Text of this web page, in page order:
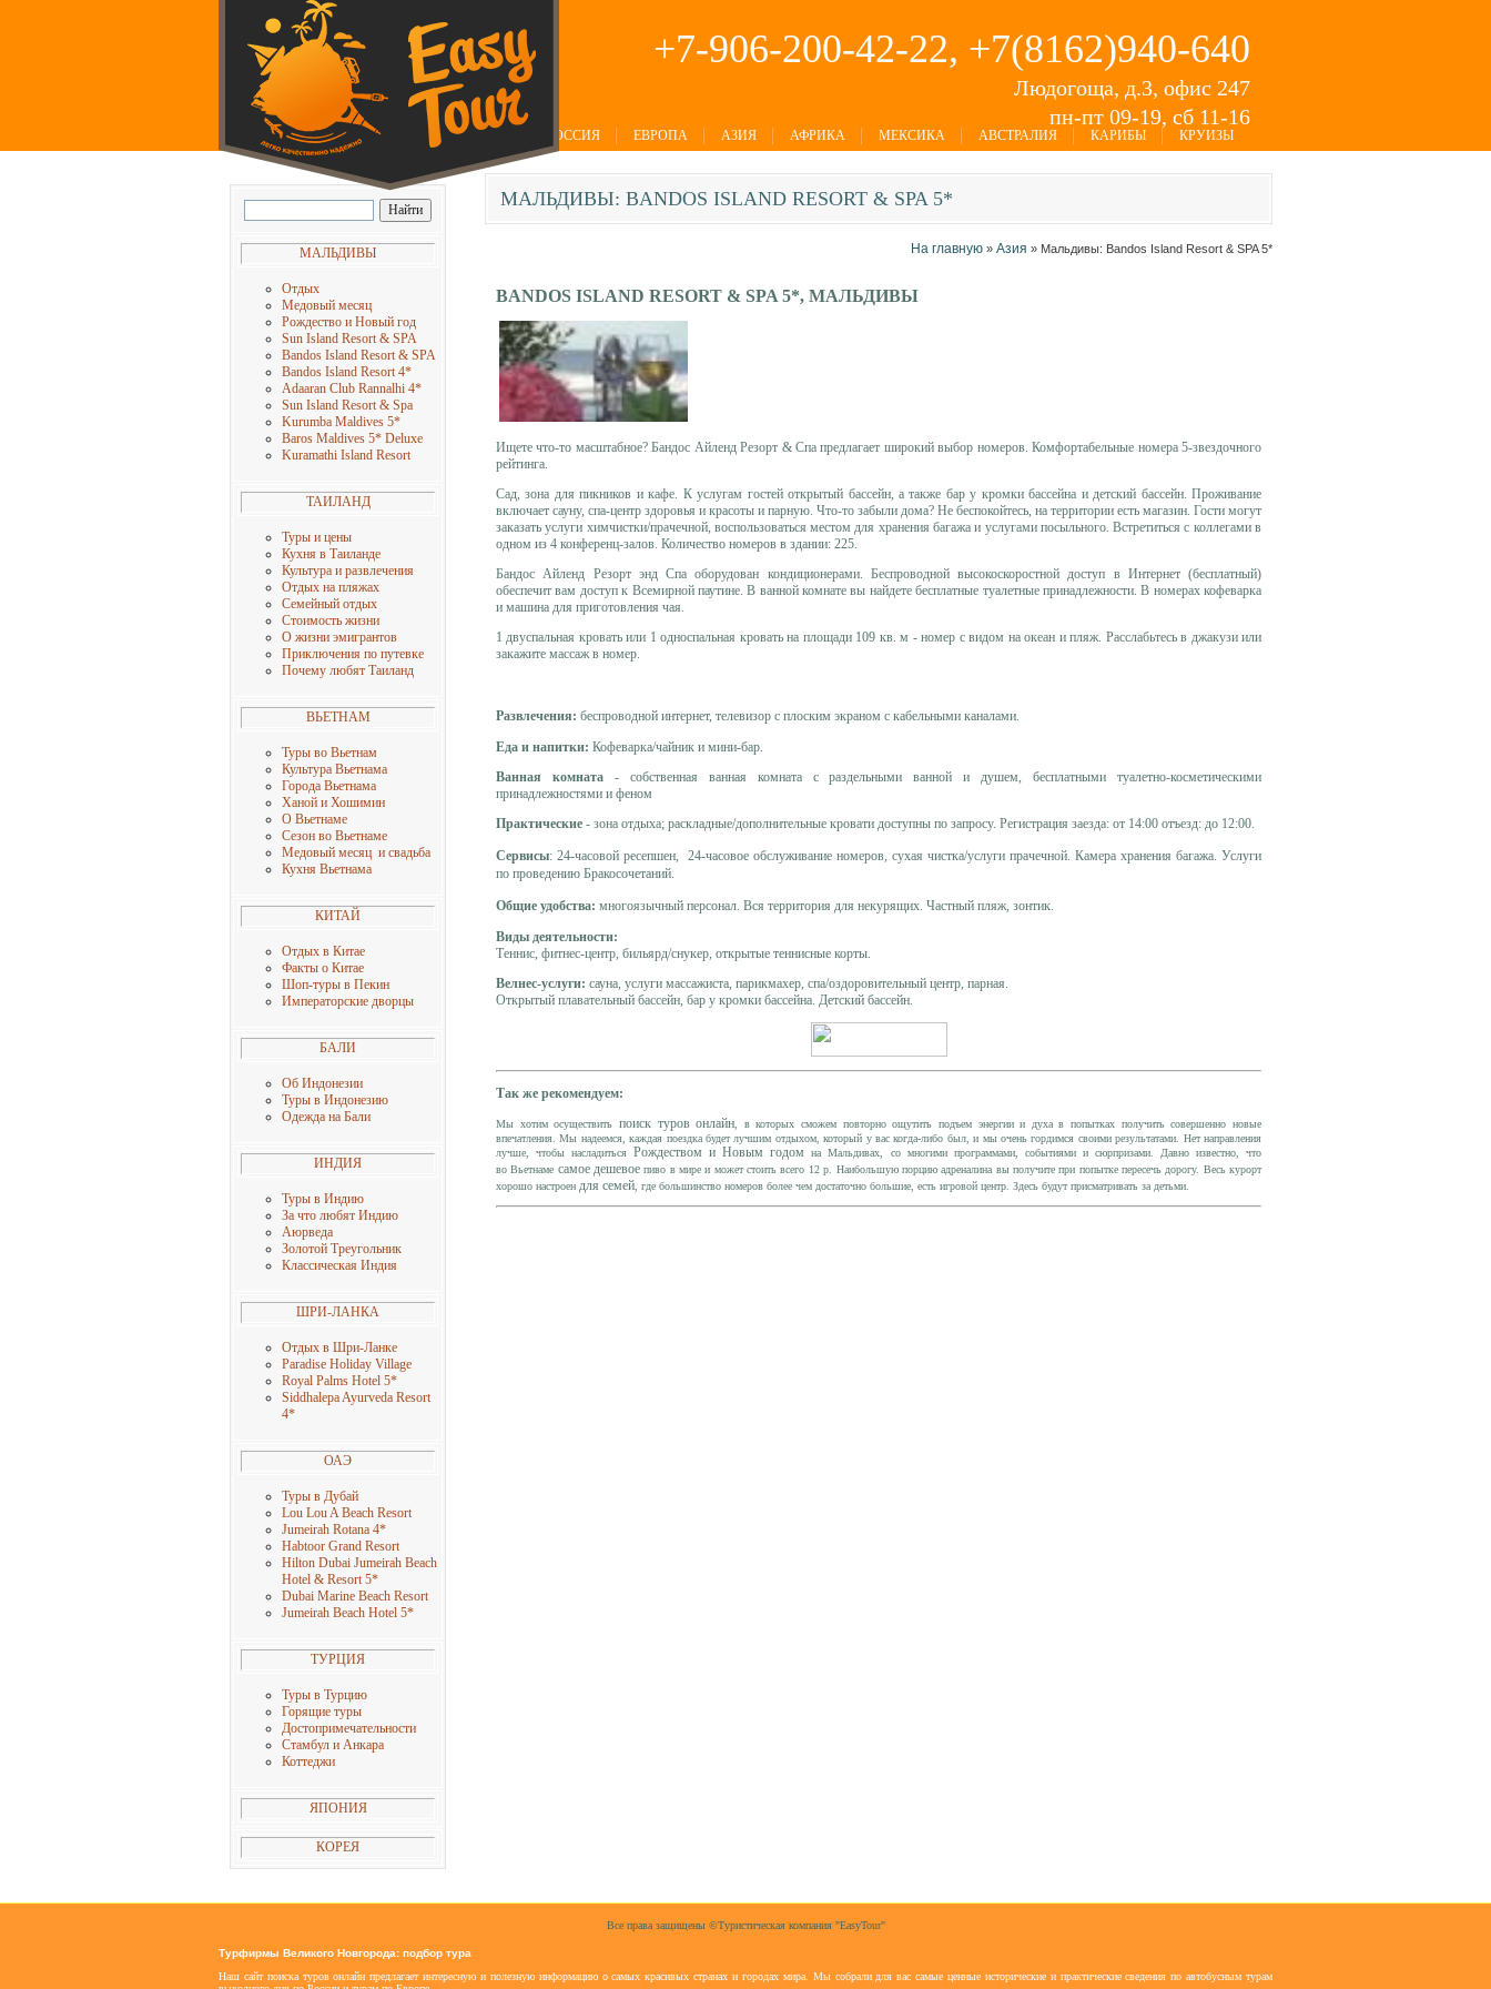
+7-906-200-42-22, +7(8162)940-640
Людогоща, д.3, офис 247
пн-пт 09-19, сб 11-16
РОССИЯ ЕВРОПА АЗИЯ АФРИКА МЕКСИКА АВСТРАЛИЯ КАРИБЫ КРУИЗЫ
МАЛЬДИВЫ
Отдых
Медовый месяц
Рождество и Новый год
Sun Island Resort & SPA
Bandos Island Resort & SPA
Bandos Island Resort 4*
Adaaran Club Rannalhi 4*
Sun Island Resort & Spa
Kurumba Maldives 5*
Baros Maldives 5* Deluxe
Kuramathi Island Resort
ТАИЛАНД
Туры и цены
Кухня в Таиланде
Культура и развлечения
Отдых на пляжах
Семейный отдых
Стоимость жизни
О жизни эмигрантов
Приключения по путевке
Почему любят Таиланд
ВЬЕТНАМ
Туры во Вьетнам
Культура Вьетнама
Города Вьетнама
Ханой и Хошимин
О Вьетнаме
Сезон во Вьетнаме
Медовый месяц и свадьба
Кухня Вьетнама
КИТАЙ
Отдых в Китае
Факты о Китае
Шоп-туры в Пекин
Императорские дворцы
БАЛИ
Об Индонезии
Туры в Индонезию
Одежда на Бали
ИНДИЯ
Туры в Индию
За что любят Индию
Аюрведа
Золотой Треугольник
Классическая Индия
ШРИ-ЛАНКА
Отдых в Шри-Ланке
Paradise Holiday Village
Royal Palms Hotel 5*
Siddhalepa Ayurveda Resort
4*
ОАЭ
Туры в Дубай
Lou Lou A Beach Resort
Jumeirah Rotana 4*
Habtoor Grand Resort
Hilton Dubai Jumeirah Beach
Hotel & Resort 5*
Dubai Marine Beach Resort
Jumeirah Beach Hotel 5*
ТУРЦИЯ
Туры в Турцию
Горящие туры
Достопримечательности
Стамбул и Анкара
Коттеджи
ЯПОНИЯ
КОРЕЯ
МАЛЬДИВЫ: BANDOS ISLAND RESORT & SPA 5*
На главную » Азия » Мальдивы: Bandos Island Resort & SPA 5*
BANDOS ISLAND RESORT & SPA 5*, МАЛЬДИВЫ
Ищете что-то масштабное? Бандос Айленд Резорт & Спа предлагает широкий выбор номеров. Комфортабельные номера 5-звездочного
рейтинга.
Сад, зона для пикников и кафе. К услугам гостей открытый бассейн, а также бар у кромки бассейна и детский бассейн. Проживание
включает сауну, спа-центр здоровья и красоты и парную. Что-то забыли дома? Не беспокойтесь, на территории есть магазин. Гости могут
заказать услуги химчистки/прачечной, воспользоваться местом для хранения багажа и услугами посыльного. Встретиться с коллегами в
одном из 4 конференц-залов. Количество номеров в здании: 225.
Бандос Айленд Резорт энд Спа оборудован кондиционерами. Беспроводной высокоскоростной доступ в Интернет (бесплатный)
обеспечит вам доступ к Всемирной паутине. В ванной комнате вы найдете бесплатные туалетные принадлежности. В номерах кофеварка
и машина для приготовления чая.
1 двуспальная кровать или 1 односпальная кровать на площади 109 кв. м - номер с видом на океан и пляж. Расслабьтесь в джакузи или
закажите массаж в номер.
Развлечения: беспроводной интернет, телевизор с плоским экраном с кабельными каналами.
Еда и напитки: Кофеварка/чайник и мини-бар.
Ванная комната- собственная ванная комната с раздельными ванной и душем, бесплатными туалетно-косметическими
принадлежностями и феном
Практические - зона отдыха; раскладные/дополнительные кровати доступны по запросу. Регистрация заезда: от 14:00 отъезд: до 12:00.
Сервисы: 24-часовой ресепшен, 24-часовое обслуживание номеров, сухая чистка/услуги прачечной. Камера хранения багажа. Услуги
по проведению Бракосочетаний.
Общие удобства: многоязычный персонал. Вся территория для некурящих. Частный пляж, зонтик.
Виды деятельности:
Теннис, фитнес-центр, бильярд/снукер, открытые теннисные корты.
Велнес-услуги: сауна, услуги массажиста, парикмахер, спа/оздоровительный центр, парная.
Открытый плавательный бассейн, бар у кромки бассейна. Детский бассейн.
Так же рекомендуем:
Мы хотим осуществить поиск туров онлайн , в которых сможем повторно ощутить подъем энергии и духа в попытках получить совершенно новые
впечатления. Мы надеемся, каждая поездка будет лучшим отдыхом, который у вас когда-либо был, и мы очень гордимся своими результатами. Нет направления
лучше, чтобы насладиться Рождеством и Новым годом на Мальдивах, со многими программами, событиями и сюрпризами.
Давно известно, что
во Вьетнаме самое дешевое пиво в мире и может стоить всего 12 р. Наибольшую порцию адреналина вы получите при попытке пересечь дорогу. Весь курорт
хорошо настроен для семей , где большинство номеров более чем достаточно большие, есть игровой центр. Здесь будут присматривать за детьми.
Все права защищены ©Туристическая компания "EasyTour"
Турфирмы Великого Новгорода: подбор тура
Наш сайт поиска туров онлайн предлагает интересную и полезную информацию о самых красивых странах и городах мира. Мы собрали для вас самые ценные исторические и практические сведения по автобусным турам